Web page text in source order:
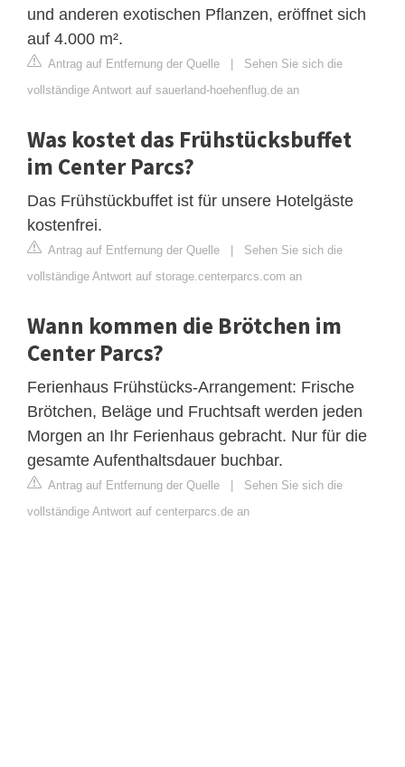
und anderen exotischen Pflanzen, eröffnet sich
auf 4.000 m².
Antrag auf Entfernung der Quelle | Sehen Sie sich die
vollständige Antwort auf sauerland-hoehenflug.de an
Was kostet das Frühstücksbuffet
im Center Parcs?
Das Frühstückbuffet ist für unsere Hotelgäste
kostenfrei.
Antrag auf Entfernung der Quelle | Sehen Sie sich die
vollständige Antwort auf storage.centerparcs.com an
Wann kommen die Brötchen im
Center Parcs?
Ferienhaus Frühstücks-Arrangement: Frische
Brötchen, Beläge und Fruchtsaft werden jeden
Morgen an Ihr Ferienhaus gebracht. Nur für die
gesamte Aufenthaltsdauer buchbar.
Antrag auf Entfernung der Quelle | Sehen Sie sich die
vollständige Antwort auf centerparcs.de an